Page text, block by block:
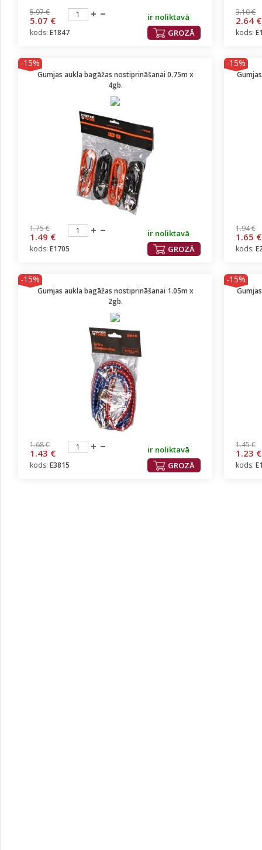
5.97 €
5.07 €
ir noliktavā
GROZĀ
kods: E1847
3.10 €
2.64 €
kods:
-15%
Gumjas aukla bagāžas nostiprināšanai 0.75m x
4gb.
1.75 €
1.49 €
ir noliktavā
GROZĀ
kods: E1705
-15%
1.94 €
1.65 €
kods:
-15%
Gumjas aukla bagāžas nostiprināšanai 1.05m x
2gb.
1.68 €
1.43 €
ir noliktavā
GROZĀ
kods: E3815
-15%
1.45 €
1.23 €
kods: